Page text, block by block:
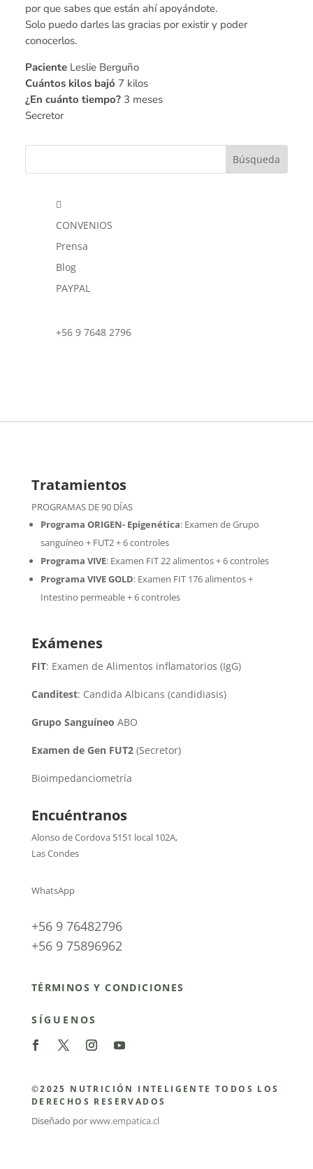
por que sabes que están ahí apoyándote.
Solo puedo darles las gracias por existir y poder
conocerlos.
Paciente Leslie Berguño
Cuántos kilos bajó 7 kilos
¿En cuánto tiempo? 3 meses
Secretor

CONVENIOS
Prensa
Blog
PAYPAL
+56 9 7648 2796
Tratamientos
PROGRAMAS DE 90 DÍAS
Programa ORIGEN- Epigenética:Examen de Grupo
sanguíneo + FUT2 + 6 controles
Programa VIVE: Examen FIT 22 alimentos + 6 controles
Programa VIVE GOLD: Examen FIT 176 alimentos +
Intestino permeable + 6 controles
Exámenes
FIT: Examen de Alimentos inflamatorios (IgG)
Canditest: Candida Albicans (candidiasis)
Grupo Sanguíneo ABO
Examen de Gen FUT2(Secretor)
Bioimpedanciometría
Encuéntranos
Alonso de Cordova 5151 local 102A,
Las Condes
WhatsApp
+56 9 76482796
+56 9 75896962
TÉRMINOS Y CONDICIONES
SÍGUENOS
©2025 NUTRICIÓN INTELIGENTE TODOS LOS
DERECHOS RESERVADOS
Diseñado porwww.empatica.cl